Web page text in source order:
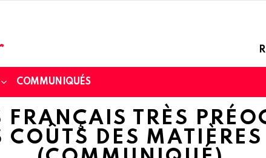
COMMUNIQUÉS
FRANÇAIS TRÈS
COÛTS DES